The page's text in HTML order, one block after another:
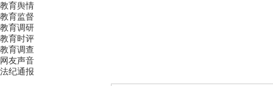
教育舆情
教育监督
教育调研
教育时评
教育调查
网友声音
法纪通报